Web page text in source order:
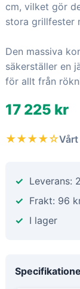
cm, vilket gör
stora grillfester
Den massiva
säkerställer en
för allt från
17 225 kr
★★★★☆
Leverans:
Frakt: 96
I lager